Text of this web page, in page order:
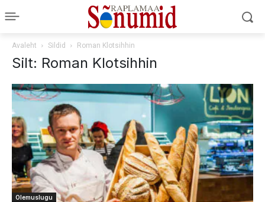
Avaleht Sildid Roman Klotsihhin
Silt: Roman Klotsihhin
Olemuslugu